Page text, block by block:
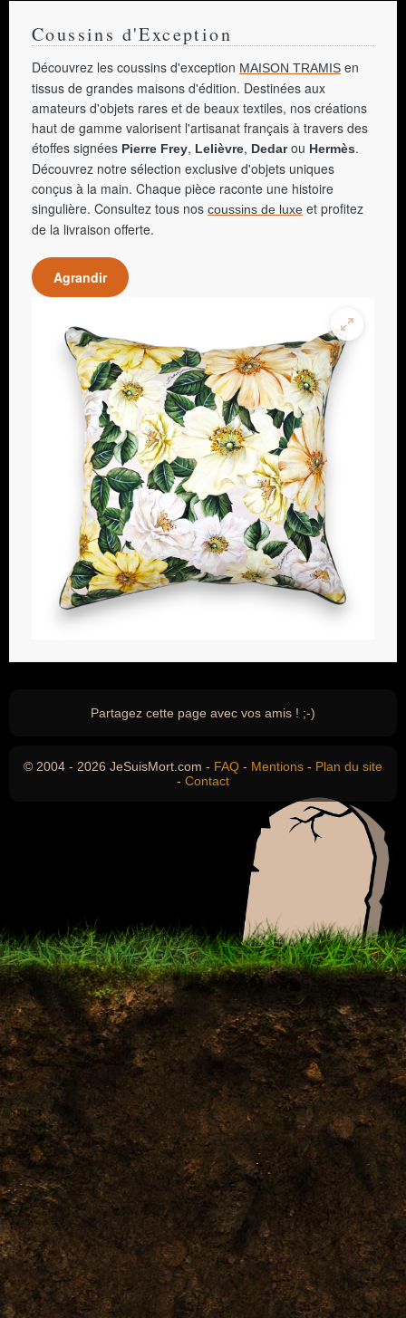
Coussins d'Exception
Découvrez les coussins d'exception MAISON TRAMIS en
tissus de grandes maisons d'édition. Destinées aux
amateurs d'objets rares et de beaux textiles, nos créations
haut de gamme valorisent l'artisanat français à travers des
étoffes signées Pierre Frey, Lelièvre, Dedarou Hermès.
Découvrez notre sélection exclusive d'objets uniques
conçus à la main. Chaque pièce raconte une histoire
singulière. Consultez tous nos coussins de luxe et profitez
de la livraison offerte.
Agrandir
Partagez cette page avec vos amis ! ;-)
© 2004 - 2026 JeSuisMort.com - FAQ - Mentions - Plan du site
- Contact